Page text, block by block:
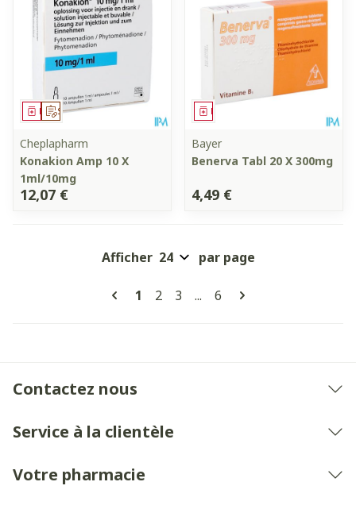
Sur prescription
Médicament
Cheplapharm
Konakion Amp 10 X
1ml/10mg
12,07 €
Médicament
Bayer
Benerva Tabl 20 X 300mg
4,49 €
Pages
Vous lisez actuellement la page
1 Page
2 Page
3 ... Page
6
Afficher par page
Contactez nous
Service à la clientèle
Votre pharmacie